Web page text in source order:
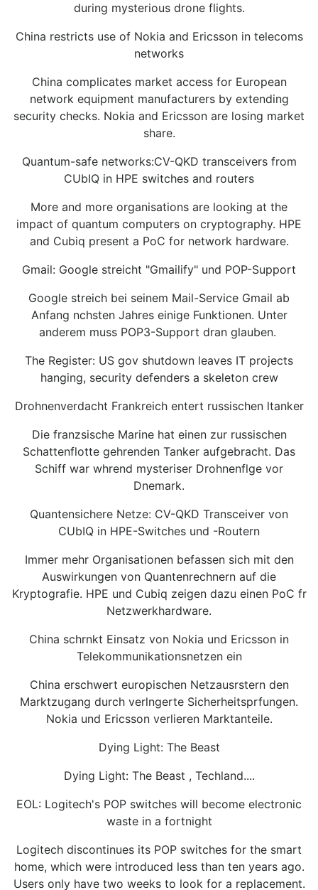
during mysterious drone flights.
China restricts use of Nokia and Ericsson in telecoms
networks
China complicates market access for European
network equipment manufacturers by extending
security checks. Nokia and Ericsson are losing market
share.
Quantum-safe networks:CV-QKD transceivers from
CUbIQ in HPE switches and routers
More and more organisations are looking at the
impact of quantum computers on cryptography. HPE
and Cubiq present a PoC for network hardware.
Gmail: Google streicht "Gmailify" und POP-Support
Google streich bei seinem Mail-Service Gmail ab
Anfang nchsten Jahres einige Funktionen. Unter
anderem muss POP3-Support dran glauben.
The Register: US gov shutdown leaves IT projects
hanging, security defenders a skeleton crew
Drohnenverdacht Frankreich entert russischen ltanker
Die franzsische Marine hat einen zur russischen
Schattenflotte gehrenden Tanker aufgebracht. Das
Schiff war whrend mysteriser Drohnenflge vor
Dnemark.
Quantensichere Netze: CV-QKD Transceiver von
CUbIQ in HPE-Switches und -Routern
Immer mehr Organisationen befassen sich mit den
Auswirkungen von Quantenrechnern auf die
Kryptografie. HPE und Cubiq zeigen dazu einen PoC fr
Netzwerkhardware.
China schrnkt Einsatz von Nokia und Ericsson in
Telekommunikationsnetzen ein
China erschwert europischen Netzausrstern den
Marktzugang durch verlngerte Sicherheitsprfungen.
Nokia und Ericsson verlieren Marktanteile.
Dying Light: The Beast
Dying Light: The Beast , Techland....
EOL: Logitech's POP switches will become electronic
waste in a fortnight
Logitech discontinues its POP switches for the smart
home, which were introduced less than ten years ago.
Users only have two weeks to look for a replacement.